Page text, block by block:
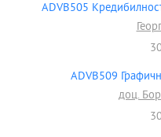
ADVB505
ADVB509
доц.